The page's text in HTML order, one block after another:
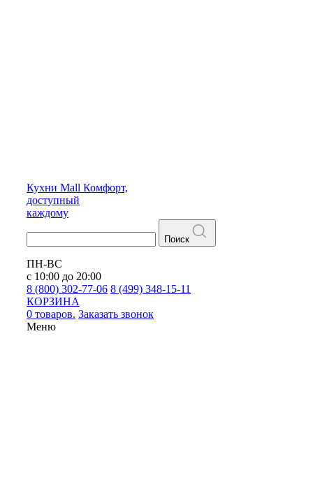
Кухни Mall Комфорт,
доступный
каждому
Поиск
ПН-ВС
с 10:00 до 20:00
8 (800) 302-77-06 8 (499) 348-15-11
КОРЗИНА
0 товаров. Заказать звонок
Меню